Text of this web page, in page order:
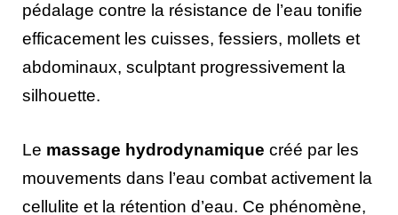
pédalage contre la résistance de l’eau tonifie
efficacement les cuisses, fessiers, mollets et
abdominaux, sculptant progressivement la
silhouette.
Le massage hydrodynamique créé par les
mouvements dans l’eau combat activement la
cellulite et la rétention d’eau. Ce phénomène,